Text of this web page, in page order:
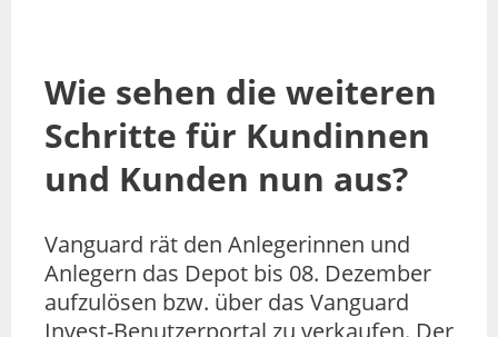
Wie sehen die weiteren
Schritte für Kundinnen
und Kunden nun aus?
Vanguard rät den Anlegerinnen und
Anlegern das Depot bis 08. Dezember
aufzulösen bzw. über das Vanguard
Invest-Benutzerportal zu verkaufen. Der